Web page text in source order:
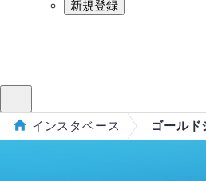
新規登録
インスタベース ゴールド